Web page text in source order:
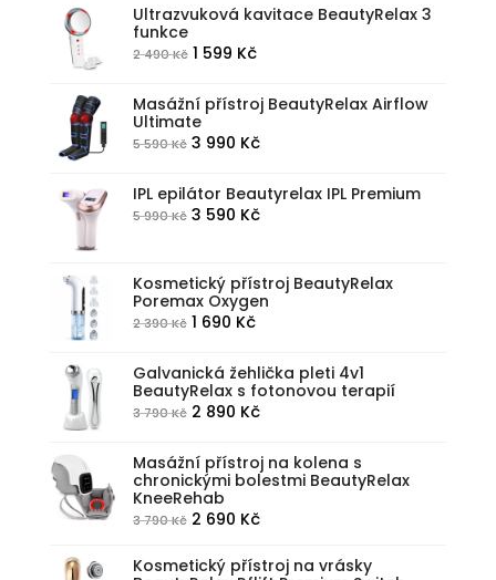
byla:
1
990 Kč.
je:
490 Kč.
Ultrazvuková kavitace BeautyRelax 3
funkce
2 490Kč Původní
byla:
2
490 Kč.
1 599 KčAktuální
je:
599 Kč.
Masážní přístroj BeautyRelax Airflow
Ultimate
5 590Kč Původní
byla:
5
3 990 KčAktuální
je:
3
IPL epilátor Beautyrelax IPL Premium
5 990Kč Původní
5
990 Kč.
3 590 KčAktuální
3
Kosmetický přístroj BeautyRelax
Poremax Oxygen
2 390Kč Původní
byla:
2
390 Kč.
1 690 KčAktuální
je:
1
690 Kč.
Galvanická žehlička pleti 4v1
BeautyRelax s fotonovou terapií
3 790Kč Původní
byla:
3
790 Kč.
2 890 KčAktuální
je:
2
890 Kč.
Masážní přístroj na kolena s
chronickými bolestmi BeautyRelax
KneeRehab
3 790Kč Původní
byla:
2 690 KčAktuální
je:
Kosmetický přístroj na vrásky